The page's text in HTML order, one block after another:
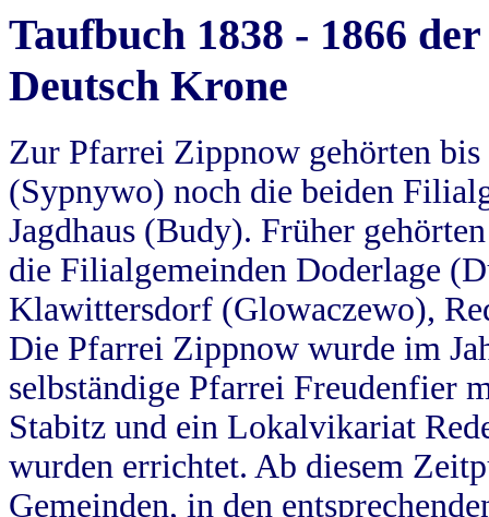
Taufbuch 1838 - 1866
Deutsch Krone
Zur Pfarrei Zippnow gehörten
(Sypnywo) noch die beiden
Jagdhaus (Budy). Früher
die Filialgemeinden Doderlage
Klawittersdorf (Glowaczewo),
Die Pfarrei Zippnow wurde im
selbständige Pfarrei Freudenfier
Stabitz und ein Lokalvikariat
wurden errichtet. Ab diesem
Gemeinden, in den